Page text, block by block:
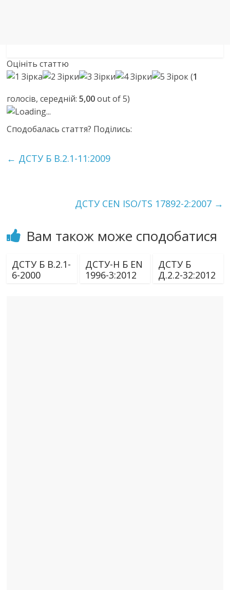
Оцініть статтю
(1
голосів, середній:5,00out of 5)
Loading...
Сподобалась стаття? Поділись:
← ДСТУ Б В.2.1-11:2009
ДСТУ CEN ISO/TS 17892-2:2007 →
Вам також може сподобатися
ДСТУ Б В.2.1-
6-2000
ДСТУ-Н Б EN
1996-3:2012
ДСТУ Б
Д.2.2-32:2012